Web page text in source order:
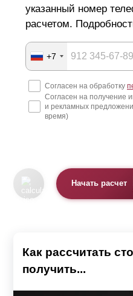
указанный номер
расчетом.
+7
Согласен на обработку
Согласен на получение
и рекламных
время)
Начать расчет
Как рассчитать
получить...